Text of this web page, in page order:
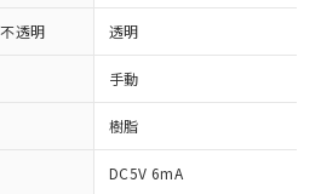
透明 透明
手動
樹脂
DC5V 6mA